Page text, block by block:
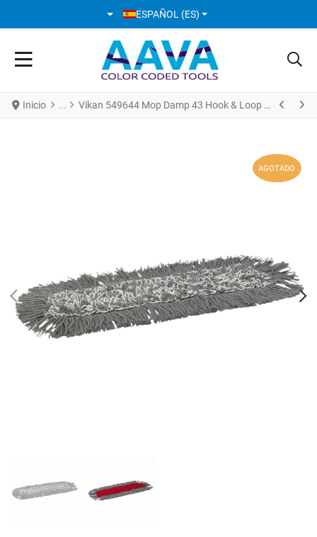
SELECCIONE SU IDIOMA
ESPAÑOL (ES)
Inicio Vikan 549644 Mop Damp 43 Hook & Loop 40 cm Rojo
PREV
AGOTADO